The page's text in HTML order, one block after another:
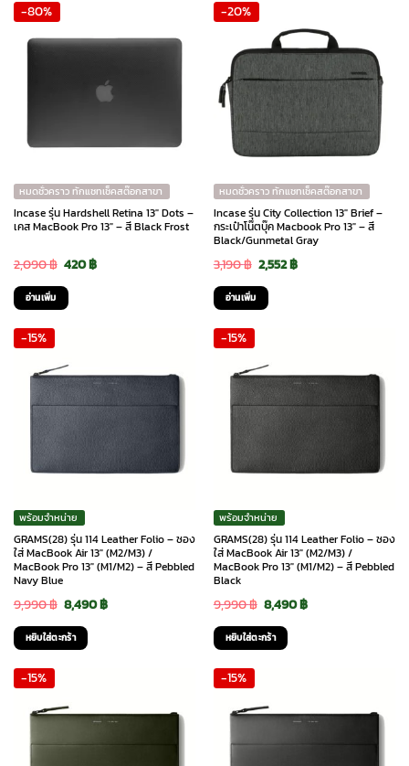
-80%
หมดชั่วคราว ทักแชทเช็คสต๊อกสาขา
Incase รุ่น Hardshell Retina 13″ Dots –
เคส MacBook Pro 13″ – สี Black Frost
2,090฿ Original
price
was:
420฿Current
อ่านเพิ่ม
-20%
หมดชั่วคราว ทักแชทเช็คสต๊อกสาขา
Incase รุ่น City Collection 13″ Brief –
กระเป๋าโน๊ตบุ๊ค Macbook Pro 13″ – สี
Black/Gunmetal Gray
3,190฿ Original
price
was:
2,552฿Current
อ่านเพิ่ม
-15%
พร้อมจำหน่าย
GRAMS(28) รุ่น 114 Leather Folio – ซอง
ใส่ MacBook Air 13″ (M2/M3) /
MacBook Pro 13″ (M1/M2) – สี Pebbled
Navy Blue
9,990฿ Original
price
was:
8,490฿Current
หยิบใส่ตะกร้า
-15%
พร้อมจำหน่าย
GRAMS(28) รุ่น 114 Leather Folio – ซอง
ใส่ MacBook Air 13″ (M2/M3) /
MacBook Pro 13″ (M1/M2) – สี Pebbled
Black
9,990฿ Original
price
was:
8,490฿Current
หยิบใส่ตะกร้า
-15% -15%